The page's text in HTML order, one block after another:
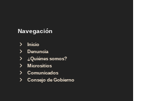
Navegación
Inicio
Denuncia
¿Quiénes somos?
Micrositios
Comunicados
Consejo de Gobierno